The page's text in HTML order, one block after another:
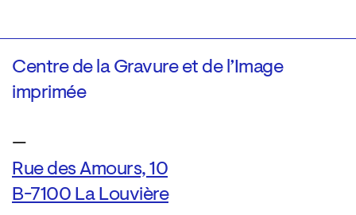
Centre de la Gravure et de l’Image
imprimée
—
Rue des Amours, 10
B-7100 La Louvière